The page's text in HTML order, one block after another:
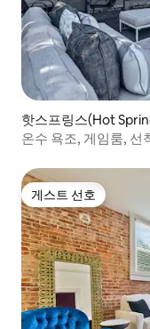
핫스프링스(Hot
온수 욕조, 게임룸, 선
게스트 선호
게스트 선호